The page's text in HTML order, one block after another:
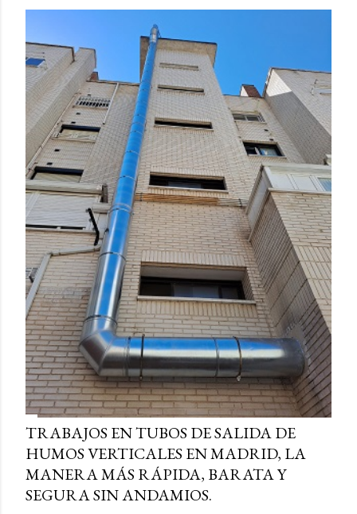
TRABAJOS EN TUBOS DE SALIDA DE
HUMOS VERTICALES EN MADRID, LA
MANERA MÁS RÁPIDA, BARATA Y
SEGURA SIN ANDAMIOS.